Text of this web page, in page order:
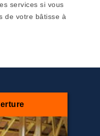
services si vous
de votre bâtisse à